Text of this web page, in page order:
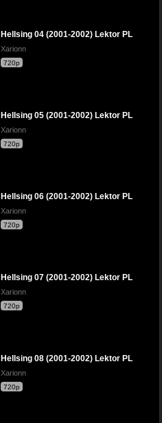
Hellsing 04 (2001-2002) Lektor PL
Xarionn
720p
Hellsing 05 (2001-2002) Lektor PL
Xarionn
720p
Hellsing 06 (2001-2002) Lektor PL
Xarionn
720p
Hellsing 07 (2001-2002) Lektor PL
Xarionn
720p
Hellsing 08 (2001-2002) Lektor PL
Xarionn
720p